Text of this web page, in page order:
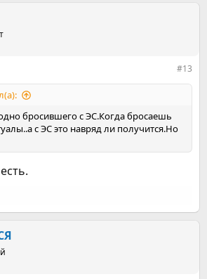
#13
бросившего с ЭС.Когда бросаешь
с ЭС это навряд ли получится.Но